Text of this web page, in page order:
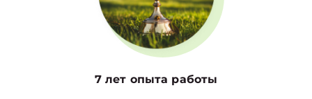
7 лет опыта работы